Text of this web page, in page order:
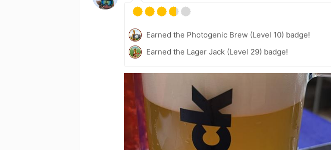
Earned the Photogenic Brew (Level 10) badge!
Earned the Lager Jack (Level 29) badge!